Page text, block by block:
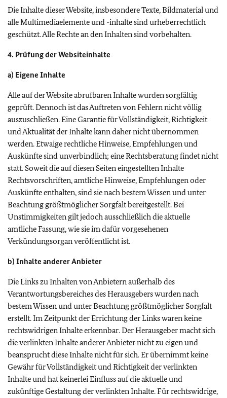
Die Inhalte dieser Website, insbesondere Texte, Bildmaterial und
alle Multimediaelemente und -inhalte sind urheberrechtlich
geschützt. Alle Rechte an den Inhalten sind vorbehalten.
4. Prüfung der Websiteinhalte
a) Eigene Inhalte
Alle auf der Website abrufbaren Inhalte wurden sorgfältig
geprüft. Dennoch ist das Auftreten von Fehlern nicht völlig
auszuschließen. Eine Garantie für Vollständigkeit, Richtigkeit
und Aktualität der Inhalte kann daher nicht übernommen
werden. Etwaige rechtliche Hinweise, Empfehlungen und
Auskünfte sind unverbindlich; eine Rechtsberatung findet nicht
statt. Soweit die auf diesen Seiten eingestellten Inhalte
Rechtsvorschriften, amtliche Hinweise, Empfehlungen oder
Auskünfte enthalten, sind sie nach bestem Wissen und unter
Beachtung größtmöglicher Sorgfalt bereitgestellt. Bei
Unstimmigkeiten gilt jedoch ausschließlich die aktuelle
amtliche Fassung, wie sie im dafür vorgesehenen
Verkündungsorgan veröffentlicht ist.
b) Inhalte anderer Anbieter
Die Links zu Inhalten von Anbietern außerhalb des
Verantwortungsbereiches des Herausgebers wurden nach
bestem Wissen und unter Beachtung größtmöglicher Sorgfalt
erstellt. Im Zeitpunkt der Errichtung der Links waren keine
rechtswidrigen Inhalte erkennbar. Der Herausgeber macht sich
die verlinkten Inhalte anderer Anbieter nicht zu eigen und
beansprucht diese Inhalte nicht für sich. Er übernimmt keine
Gewähr für Vollständigkeit und Richtigkeit der verlinkten
Inhalte und hat keinerlei Einfluss auf die aktuelle und
zukünftige Gestaltung der verlinkten Inhalte. Für rechtswidrige,